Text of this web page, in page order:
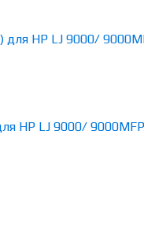
HP LJ 9000/